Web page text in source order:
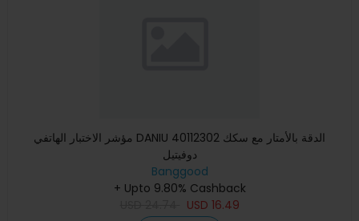
مؤشر الاختبار الهاتفي DANIU 40112302 الدقة بالأمتار مع سكك
دوفيتيل
Banggood
+ Upto 9.80% Cashback
USD 16.49